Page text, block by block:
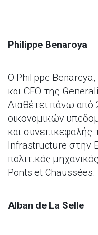
Philippe Benaroya
Ο Philippe Benaroya,
και CEO της
Διαθέτει πάνω από
οικονομικών
και συνεπικεφαλής
Infrastructure στην
πολιτικός
Ponts et Chaussées.
Alban de La Selle